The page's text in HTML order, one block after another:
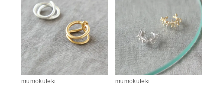
mumokuteki
mumokuteki